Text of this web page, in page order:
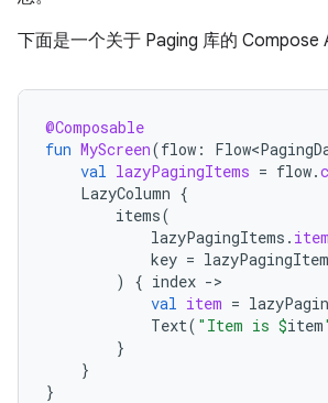
下面是一个关于 Paging 库的 Compose
@Composable
fun MyScreen(flow :
val lazyPagingItems = flow.
LazyColumn {
items(
lazyPagingItems .
key =
)
{ index -
val item =
Text( "Item is $item
}
}
}